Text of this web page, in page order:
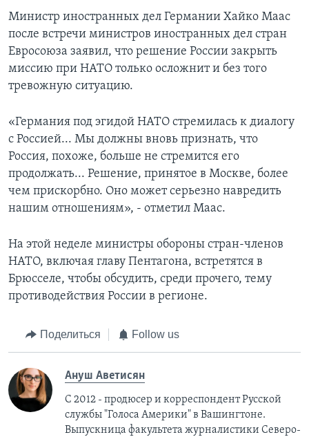
Министр иностранных дел Германии Хайко Маас
после встречи министров иностранных дел стран
Евросоюза заявил, что решение России закрыть
миссию при НАТО только осложнит и без того
тревожную ситуацию.
«Германия под эгидой НАТО стремилась к диалогу
с Россией... Мы должны вновь признать, что
Россия, похоже, больше не стремится его
продолжать... Решение, принятое в Москве, более
чем прискорбно. Оно может серьезно навредить
нашим отношениям», - отметил Маас.
На этой неделе министры обороны стран-членов
НАТО, включая главу Пентагона, встретятся в
Брюсселе, чтобы обсудить, среди прочего, тему
противодействия России в регионе.
Поделиться Follow us
Ануш Аветисян
С 2012 - продюсер и корреспондент Русской
службы "Голоса Америки" в Вашингтоне.
Выпускница факультета журналистики Северо-